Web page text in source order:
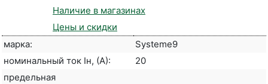
Наличие в магазинах
Цены и скидки
марка:
Systeme9
номинальный ток Iн, (А):
20
предельная